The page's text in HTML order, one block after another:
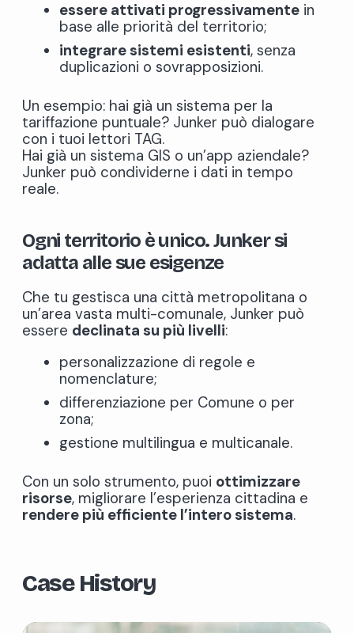
essere attivati progressivamentein
base alle priorità del territorio;
integrare sistemi esistenti, senza
duplicazioni o sovrapposizioni.
Un esempio: hai già un sistema per la
tariffazione puntuale? Junker può dialogare
con i tuoi lettori TAG.
Hai già un sistema GIS o un’app aziendale?
Junker può condividerne i dati in tempo
reale.
Ogni territorio è unico. Junker si
adatta alle sue esigenze
Che tu gestisca una città metropolitana o
un’area vasta multi-comunale, Junker può
essere declinata su più livelli:
personalizzazione di regole e
nomenclature;
differenziazione per Comune o per
zona;
gestione multilingua e multicanale.
Con un solo strumento, puoi ottimizzare
risorse, migliorare l’esperienza cittadina e
rendere più efficiente l’intero sistema.
Case History